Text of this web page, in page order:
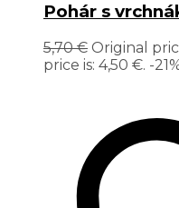
Pohár s
5,70€ Original
price is: 4,50 €. -